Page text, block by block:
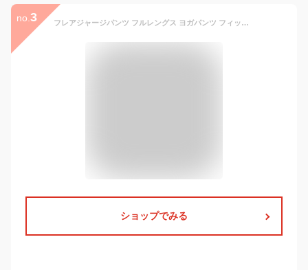
no. 3 フレアジャージパンツ フルレングス ヨガパンツ フィットネス スポーツウェア トレーニングパンツ ゆったり レディース ボトムス ダンス ルームウェア 部屋着 ジム エクササイズ 細見え 美尻 美脚 吸汗速乾 ブラック グレー 【サイズ交換1回無料】
ショップでみる